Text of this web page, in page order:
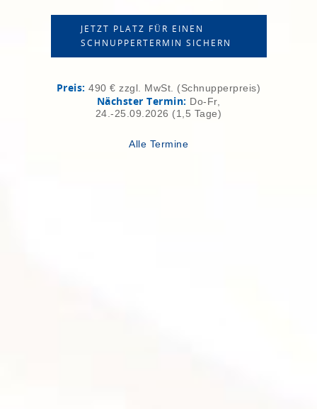
JETZT PLATZ FÜR EINEN
SCHNUPPERTERMIN SICHERN
Preis: 490 € zzgl. MwSt. (Schnupperpreis)
Nächster Termin: Do-Fr,
24.-25.09.2026 (1,5 Tage)
Alle Termine